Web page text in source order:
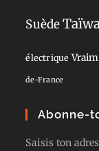
Suède
électrique
de-France
Abonne-
Saisis ton